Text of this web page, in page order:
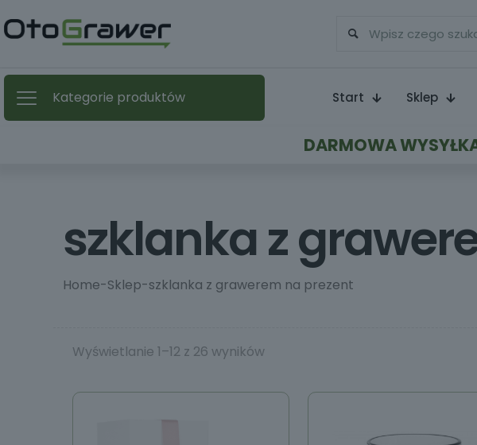
Kategorie produktów Start Sklep
DARMOWA
szklanka z
Home-Sklep-szklanka z grawerem na prezent
Wyświetlanie 1–12 z 26 wyników